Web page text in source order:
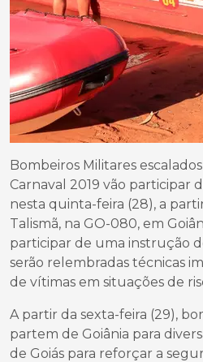
Bombeiros Militares
Carnaval 2019 vão participar
nesta quinta-feira (28), a
Talismã, na GO-080, em
participar de uma instrução
serão relembradas técnicas
de vítimas em situações de
A partir da sexta-feira (29),
partem de Goiânia para
de Goiás para reforçar a